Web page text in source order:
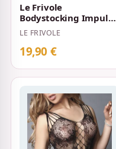
Le Frivole
Bodystocking Impulse
mit Spitzendruck in
der Taille S-L Sch…
LE FRIVOLE
19,90 €